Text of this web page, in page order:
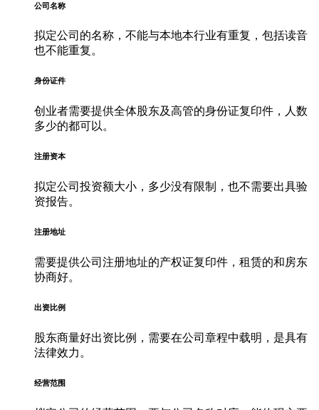
公司名称
拟定公司的名称，不能与本地本行业有重复，包括读音
也不能重复。
身份证件
创业者需要提供全体股东及高管的身份证复印件，人数
多少的都可以。
注册资本
拟定公司投资额大小，多少没有限制，也不需要出具验
资报告。
注册地址
需要提供公司注册地址的产权证复印件，租赁的和房东
协商好。
出资比例
股东商量好出资比例，需要在公司章程中载明，是具有
法律效力。
经营范围